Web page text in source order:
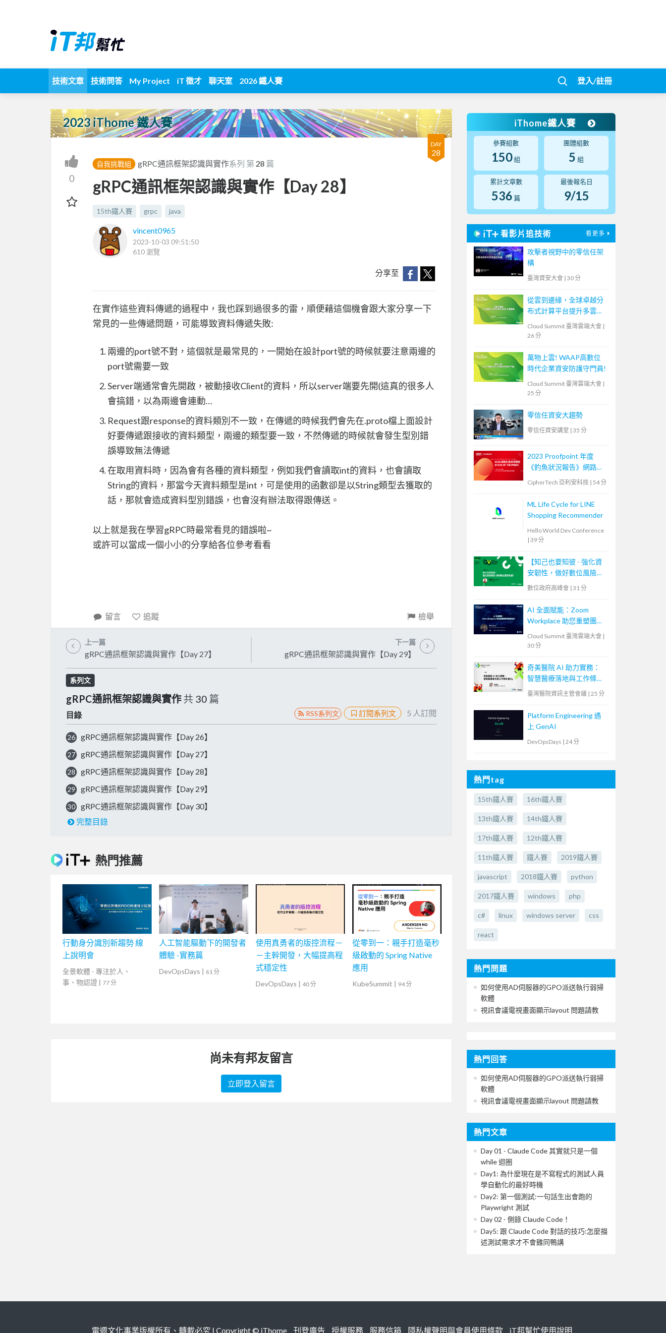
技術文章 技術問答 My Project iT 徵才 聊天室 2026 鐵人賽 登入/註冊
2023 iThome 鐵人賽
DAY
28
0
自我挑戰組 gRPC通訊框架認識與實作系列 第 28 篇
gRPC通訊框架認識與實作【Day 28】
15th鐵人賽 grpc java
vincent0965
2023-10-03 09:51:50
610 瀏覽
分享至
在實作這些資料傳遞的過程中，我也踩到過很多的雷，順便藉這個機會跟大家分享一下
常見的一些傳遞問題，可能導致資料傳遞失敗:
兩邊的port號不對，這個就是最常見的，一開始在設計port號的時候就要注意兩邊的
port號需要一致
Server端通常會先開啟，被動接收Client的資料，所以server端要先開(這真的很多人
會搞錯，以為兩邊會連動…
Request跟response的資料類別不一致，在傳遞的時候我們會先在.proto檔上面設計
好要傳遞跟接收的資料類型，兩邊的類型要一致，不然傳遞的時候就會發生型別錯
誤導致無法傳遞
在取用資料時，因為會有各種的資料類型，例如我們會讀取int的資料，也會讀取
String的資料，那當今天資料類型是int，可是使用的函數卻是以String類型去獲取的
話，那就會造成資料型別錯誤，也會沒有辦法取得跟傳送。
以上就是我在學習gRPC時最常看見的錯誤啦~
或許可以當成一個小小的分享給各位參考看看
留言 追蹤 檢舉
上一篇
gRPC通訊框架認識與實作【Day 27】
下一篇
gRPC通訊框架認識與實作【Day 29】
系列文
gRPC通訊框架認識與實作 共 30 篇
目錄 RSS系列文 訂閱系列文 5 人訂閱
26 gRPC通訊框架認識與實作【Day 26】
27 gRPC通訊框架認識與實作【Day 27】
28 gRPC通訊框架認識與實作【Day 28】
29 gRPC通訊框架認識與實作【Day 29】
30
gRPC通訊框架認識與實作【Day 30】
完整目錄
熱門推薦
行動身分識別新趨勢 線
上說明會
全景軟體 - 專注於人、
事、物認證 | 77 分
人工智能驅動下的開發者
體驗 -實務篇
DevOpsDays | 61 分
使用真勇者的版控流程－
－主幹開發，大幅提高程
式穩定性
DevOpsDays | 40 分
從零到一：親手打造毫秒
級啟動的 Spring Native
應用
KubeSummit | 94 分
尚未有邦友留言
立即登入留言
iThome鐵人賽
參賽組數
150組
團體組數
5 組
累計文章數
536 篇
最後報名日
9/15
看影片追技術 看更多
攻擊者視野中的零信任架
構
臺灣資安大會 | 30 分
從雲到邊緣，全球卓越分
布式計算平台提升多雲體
Cloud Summit 臺灣雲端大會 |
26 分
萬物上雲! WAAP高數位
時代企業資安防護守門員!
Cloud Summit 臺灣雲端大會 |
25 分
零信任資安大趨勢
零信任資安講堂 | 35 分
2023 Proofpoint 年度
《釣魚狀況報告》網路研
CipherTech 亞利安科技 | 54 分
ML Life Cycle for LINE
Shopping Recommender
Hello World Dev Conference
| 39 分
【知己也要知彼 - 強化資
安韌性，做好數位風險防
護！】
數位政府高峰會 | 31 分
AI 全面賦能：Zoom
Workplace 助您重塑團隊
Cloud Summit 臺灣雲端大會 |
30 分
奇美醫院 AI 助力實務：
智慧醫療落地與工作條件
優化
臺灣醫院資訊主管會議 | 25 分
Platform Engineering 遇
上 GenAI
DevOpsDays | 24 分
熱門tag
15th鐵人賽 16th鐵人賽
13th鐵人賽 14th鐵人賽
17th鐵人賽 12th鐵人賽
11th鐵人賽 鐵人賽 2019鐵人賽
javascript 2018鐵人賽 python
2017鐵人賽 windows php
c# linux windows server css
react
熱門問題
如何使用AD伺服器的GPO派送執行弱掃
軟體
視訊會議電視畫面顯示layout 問題請教
熱門回答
如何使用AD伺服器的GPO派送執行弱掃
軟體
視訊會議電視畫面顯示layout 問題請教
熱門文章
Day 01 - Claude Code 其實就只是一個
while 迴圈
Day1: 為什麼現在是不寫程式的測試人員
學自動化的最好時機
Day2: 第一個測試:一句話生出會跑的
Playwright 測試
Day 02 - 側錄 Claude Code！
Day5: 跟 Claude Code 對話的技巧:怎麼描
述測試需求才不會雞同鴨講
電週文化事業版權所有、轉載必究 | Copyright © iThome 刊登廣告 授權服務 服務信箱 隱私權聲明與會員使用條款 iT邦幫忙使用說明